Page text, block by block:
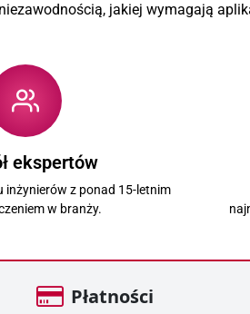
jakiej wymagają
ekspertów
inżynierów z ponad 15-letnim
w branży.
Płatności